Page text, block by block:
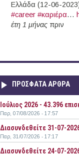
Δικτύου
Ελλάδα (12-06-
#career #καριέρα…
έτη 1 μήναςπριν
ΠΡΟΣΦΑΤΑ ΑΡΘΡΑ
Ιούλιος 2026 - 43.396
Παρ, 07/08/2026 - 17:57
Διασυνδεθείτε 31-07-
Παρ, 31/07/2026 - 17:17
Διασυνδεθείτε 24-07-